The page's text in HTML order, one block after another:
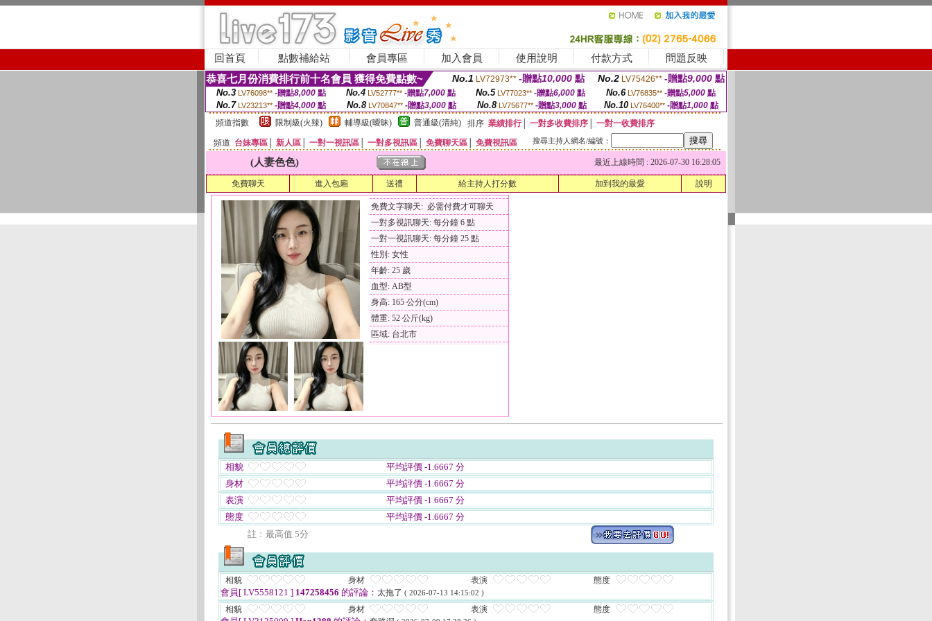
回首頁 點數補給站 會員專區 加入會員 使用說明 付款方式 問題反映
恭喜七月份消費排行前十名會員 獲得免費點數~ No.1 LV72973** -贈點10,000 點 No.2 LV75426** -贈點9,000 點
No.3 LV76098** -贈點8,000點 No.4 LV52777** -贈點7,000點 No.5 LV77023** -贈點6,000點 No.6 LV76835** -贈點5,000點
No.7 LV23213** -贈點4,000 點 No.8 LV70847** -贈點3,000 點 No.8 LV75677** -贈點3,000點 No.10 LV76400** -贈點1,000 點
頻道指數
限制級(火辣) 輔導級(曖昧) 普通級(清純) 排序 業績排行│ 一對多收費排序
一對一收費排序
頻道 台妹專區 新人區 一對一視訊區 一對多視訊區 免費聊天區 免費視訊區 搜尋主持人網名/編號：
(人妻色色) 最近上線時間 : 2026-07-30 16:28:05
免費聊天 進入包廂 送禮 給主持人打分數 加到我的最愛 說明
免費文字聊天: 必需付費才可聊天
一對多視訊聊天: 每分鐘 6 點
一對一視訊聊天: 每分鐘 25 點
性別: 女性
年齡: 25 歲
血型: AB型
身高: 165 公分(cm)
體重: 52 公斤(kg)
區域: 台北市
相貌
平均評價 -1.6667 分
身材
平均評價 -1.6667 分
表演
平均評價 -1.6667 分
態度
平均評價 -1.6667 分
註﹕最高值 5分
相貌 身材 表演 態度
會員[ LV5558121 ] 147258456 的評論： 太拖了 ( 2026-07-13 14:15:02 )
相貌 身材 表演 態度